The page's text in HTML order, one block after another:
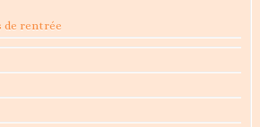
de rentrée